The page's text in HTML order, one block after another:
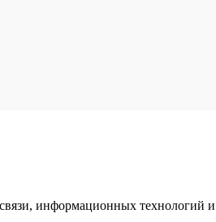
информационных технологий